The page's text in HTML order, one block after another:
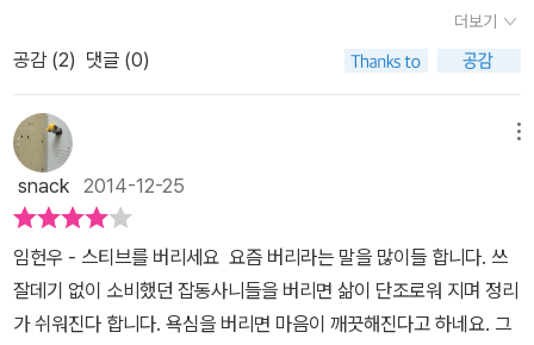
둘러대기 바쁠 것이다. 우린 많은 두려움을 안고 살아간다. 두려움은
때로 유용한 것이기에 인간의 본성으로 자리하게 된 것이라고 진화심
리학자들은 추론한다. 그래서 우리는 어떤 일을 시작하기 전에 대개
많은 두려움과 걱정을 하게 된다. 아침운동을 시작했는데, 내일 늦잠
자면 어떻게 할까를 걱정하고, 다이어트를 막 마쳤는데도 다시 살이
찔 걱정을 먼저 한다. 신중함이 지나쳐도 걱정이고, 또한 신중함이 너
무 없어도 근심이다. 시간이 너무 없다고 불평하지만, 막상 시간이 나
면 불안하다. 하지만, 두려운 생각이 드는 것을 막을 수는 없다 해도,
두려운 생각이 나를 막는 것은 떨쳐 버릴 수 있다. 두려운 마음이 든다
면, 내가 정말로 두려워하는 것이 무엇인지를 다시 한 번 생각해 봐야
고 있다. 또한 평범함 속에 평범하지 않은 것들을 발견하는 사람만이
일상을 향유할 수 있고, 일상의 모든 것을 새로운 각도로 바라볼 수 있
있다. 책 뒤편에 저자 자신의 단편소설과 그 해설까지 실어놓은 이 책
은 한마디로 자유로움을 갈구하고 자기다움을 만드는 데 많은 힘을
보태주는 책이다.
면서 만난다는게 정말 멋진 인생 같아.매일 매일 꺼내 읽고 생각하게
만드는 책, 내 인생에서는 5번째 이지만살아가면서 이런책을 만나는
기회가 정말 몇 없다는 것에 이런 행운을 만나게 한 '나남'출판사에감
사의 말을 남긴다. 스티브를 버려라! 이시대에 '스티브'라고 하면 '스
티브 잡스'를 생각하기 마련이다.저자의 의도 이기도 하다. 모두가 알
고 있는 애플사의 '스티브 잡스' 그를 버리라는 것일 수도 있고,마음
속에 나도 모르게 생겨버린 '스티브'를 말하기도 한다. 좀더 쉬운말로
하자면 '편견'이다.<스티브를 버리세요>는 '편견'을 버리고 자신을 한
번 마주해 보라고 한다.여타의 자기 계발서나 취업준비서에서 말하는
무엇인가 좀더 특별한 것들, 그리고 열심히 하는 것,노력 뭐 이런 이야
더보기
공감 (2) 댓글 (0)
snack 2014-12-25
임헌우 - 스티브를 버리세요 요즘 버리라는 말을 많이들 합니다. 쓰
잘데기 없이 소비했던 잡동사니들을 버리면 삶이 단조로워 지며 정리
가 쉬워진다 합니다. 욕심을 버리면 마음이 깨끗해진다고 하네요. 그